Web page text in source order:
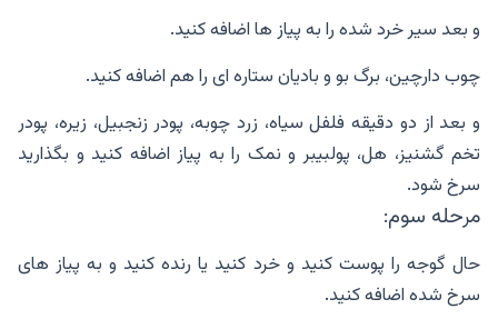
و بعد سیر خرد شده را به پیاز ها اضافه کنید.
چوب دارچین، برگ بو و بادیان ستاره ای را هم اضافه کنید.
و بعد از دو دقیقه فلفل سیاه، زرد چوبه، پودر زنجبیل، زیره، پودر
تخم گشنیز، هل، پولبیبر و نمک را به پیاز اضافه کنید و بگذارید
سرخ شود.
مرحله سوم:
حال گوجه را پوست کنید و خرد کنید یا رنده کنید و به پیاز های
سرخ شده اضافه کنید.